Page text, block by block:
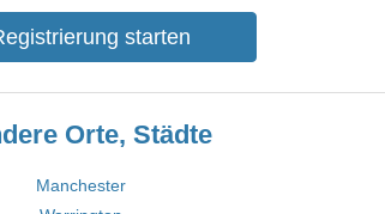
starten
Orte, Städte
Manchester